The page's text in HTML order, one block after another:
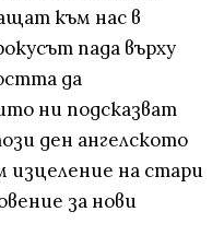
към нас в
пада върху
да
ни подсказват
ден ангелското
изцеление на стари
за нови